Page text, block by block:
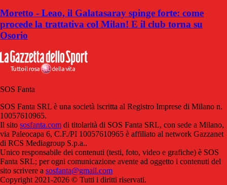
Moretto - Leao, il Galatasaray spinge forte: come
procede la trattativa col Milan! E il club torna su
Osorio
SOS Fanta
SOS Fanta SRL è una società iscritta al Registro Imprese di Milano n.
10057610965.
Il sito sosfanta.com di titolarità di SOS Fanta SRL, con sede a Milano,
via Paleocapa 6, C.F./PI 10057610965 è affiliato al network Gazzanet
di RCS Mediagroup S.p.a..
Unico responsabile dei contenuti (testi, foto, video e grafiche) è SOS
Fanta SRL; per ogni comunicazione avente ad oggetto i contenuti del
sito scrivere a sosfanta@gmail.com
Copyright 2021-2026 © Tutti i diritti riservati.